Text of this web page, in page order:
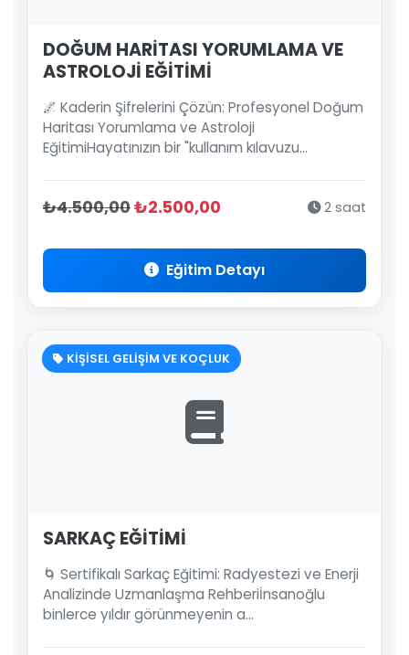
DOĞUM HARİTASI YORUMLAMA VE
ASTROLOJİ EĞİTİMİ
🌌 Kaderin Şifrelerini Çözün: Profesyonel Doğum
Haritası Yorumlama ve Astroloji
EğitimiHayatınızın bir "kullanım kılavuzu...
₺4.500,00₺2.500,00 2 saat
Eğitim Detayı
KİŞİSEL GELİŞİM VE KOÇLUK
SARKAÇ EĞİTİMİ
🌀 Sertifikalı Sarkaç Eğitimi: Radyestezi ve Enerji
Analizinde Uzmanlaşma Rehberiİnsanoğlu
binlerce yıldır görünmeyenin a...